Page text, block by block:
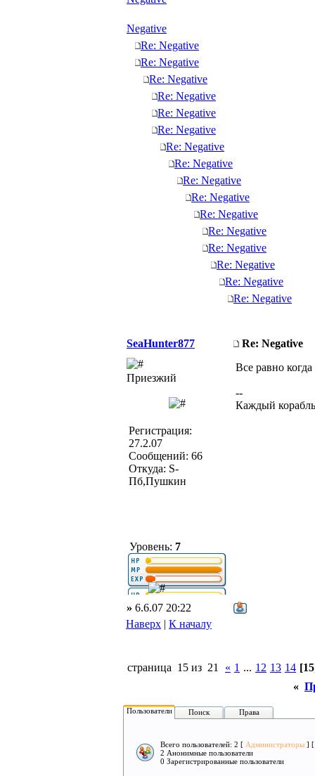
Negative
Re: Negative
Re: Negative
Re: Negative
Re: Negative
Re: Negative
Re: Negative
Re: Negative
Re: Negative
Re: Negative
Re: Negative
Re: Negative
Re: Negative
Re: Negative
Re: Negative
Re: Negative
Re: Negative
SeaHunter877 Re: Negative
Приезжий
Регистрация:
27.2.07
Сообщений: 66
Откуда: S-
Пб,Пушкин
Уровень: 7
Все равно
--
Каждый
» 6.6.07 20:22
Наверх | К началу
страница 15 из 21 « 1 ... 12 13 14
«
Пользователи Поиск Права
Всего пользователей: 2 [ Администраторы ]
2 Анонимные пользователи
0 Зарегистрированные пользователи